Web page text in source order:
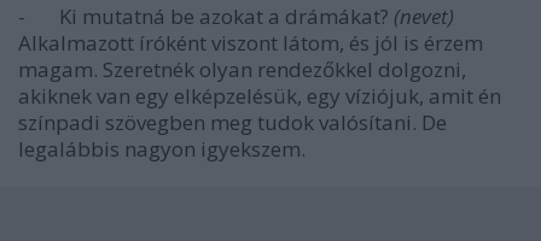
- Ki mutatná be azokat a drámákat? (nevet)
Alkalmazott íróként viszont látom, és jól is érzem
magam. Szeretnék olyan rendezőkkel dolgozni,
akiknek van egy elképzelésük, egy víziójuk, amit én
színpadi szövegben meg tudok valósítani. De
legalábbis nagyon igyekszem.